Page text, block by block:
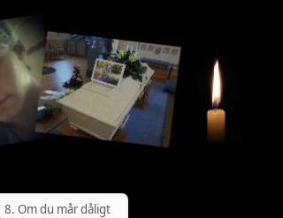
8. Om du mår dåligt